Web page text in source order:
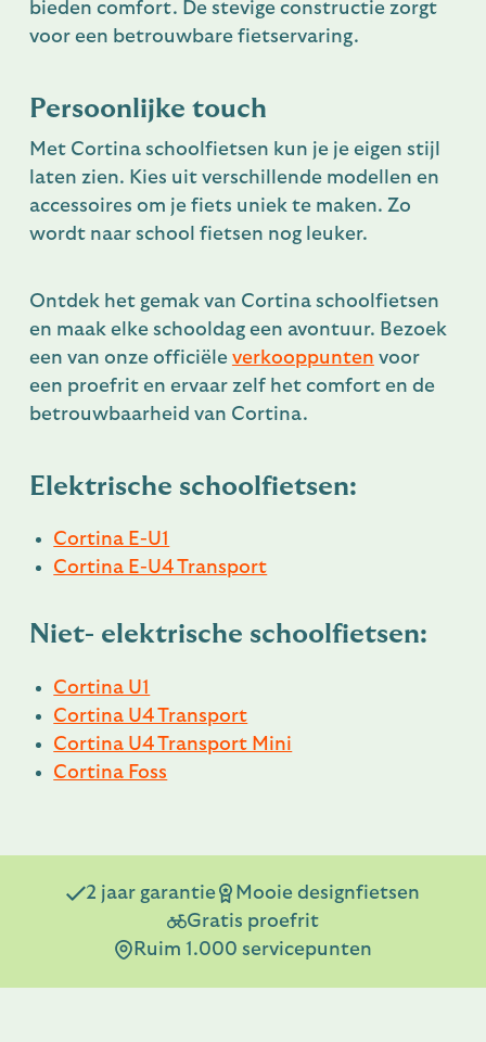
bieden comfort. De stevige constructie zorgt
voor een betrouwbare fietservaring.
Persoonlijke touch
Met Cortina schoolfietsen kun je je eigen stijl
laten zien. Kies uit verschillende modellen en
accessoires om je fiets uniek te maken. Zo
wordt naar school fietsen nog leuker.
Ontdek het gemak van Cortina schoolfietsen
en maak elke schooldag een avontuur. Bezoek
een van onze officiële verkooppunten voor
een proefrit en ervaar zelf het comfort en de
betrouwbaarheid van Cortina.
Elektrische schoolfietsen:
Cortina E-U1
Cortina E-U4 Transport
Niet- elektrische schoolfietsen:
Cortina U1
Cortina U4 Transport
Cortina U4 Transport Mini
Cortina Foss
2 jaar garantie
Mooie designfietsen
Gratis proefrit
Ruim 1.000 servicepunten